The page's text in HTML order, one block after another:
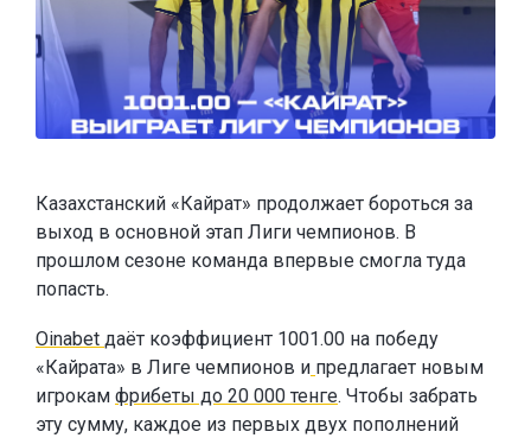
Казахстанский «Кайрат» продолжает бороться за
выход в основной этап Лиги чемпионов. В
прошлом сезоне команда впервые смогла туда
попасть.
Oinabet даёт коэффициент 1001.00 на победу
«Кайрата» в Лиге чемпионов и предлагает новым
игрокам фрибеты до 20 000 тенге. Чтобы забрать
эту сумму, каждое из первых двух пополнений